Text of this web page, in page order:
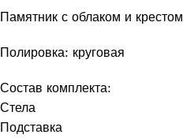
Памятник с облаком и крестом
Полировка: круговая
Состав комплекта:
Стела
Подставка